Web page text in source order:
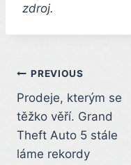
zdroj.
Post
navigation
PREVIOUS
Prodeje, kterým se
těžko věří. Grand
Theft Auto 5 stále
láme rekordy